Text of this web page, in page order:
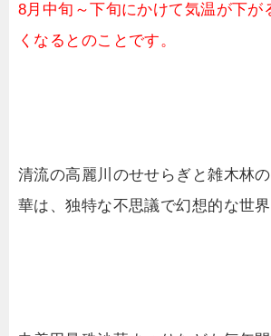
8月中旬～下旬にかけて気温が下が
くなるとのことです。
清流の高麗川のせせらぎと雑木林
華は、独特な不思議で幻想的な世界